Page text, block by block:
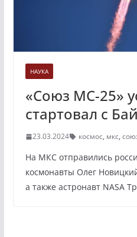
НАУКА
«Союз МС-25»
стартовал с
23.03.2024 космос, мкс,
На МКС отправились
космонавты Олег
а также астронавт NASA